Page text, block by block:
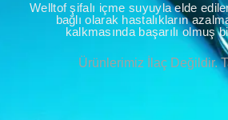
Welltof şifalı içme suyuyla elde
bağlı olarak hastalıkların
kalkmasında başarılı olmuş
Ürünlerimiz İlaç Değildir.